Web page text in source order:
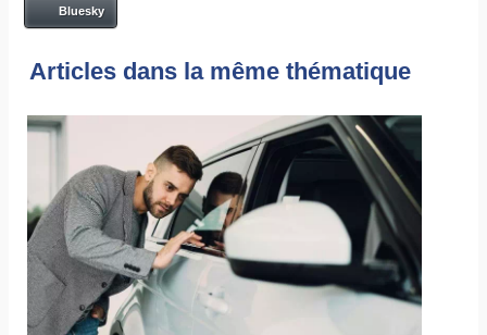
Bluesky
Articles dans la même thématique